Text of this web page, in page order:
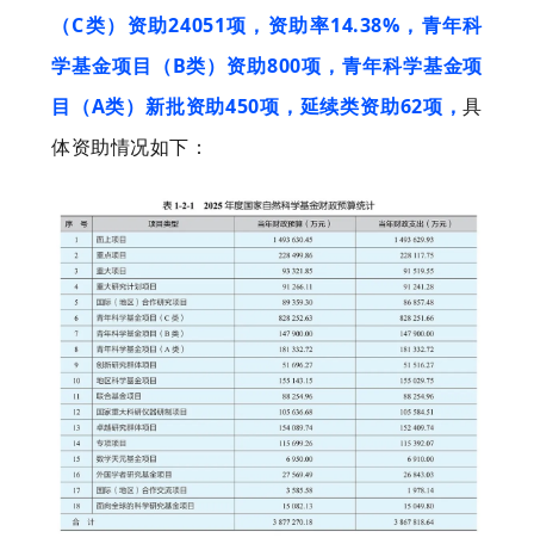
（C类）资助24051项，资助率14.38%，青年科
学基金项目（B类）资助800项，青年科学基金项
目（A类）新批资助450项，延续类资助62项，具
体资助情况如下：